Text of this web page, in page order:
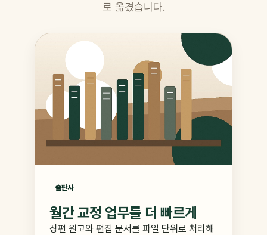
로 옮겼습니다.
출판사
월간 교정 업무를 더 빠르게
장편 원고와 편집 문서를 파일 단위로 처리해